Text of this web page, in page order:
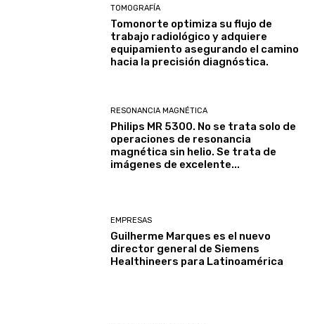
TOMOGRAFÍA
Tomonorte optimiza su flujo de
trabajo radiológico y adquiere
equipamiento asegurando el camino
hacia la precisión diagnóstica.
RESONANCIA MAGNÉTICA
Philips MR 5300. No se trata solo de
operaciones de resonancia
magnética sin helio. Se trata de
imágenes de excelente...
EMPRESAS
Guilherme Marques es el nuevo
director general de Siemens
Healthineers para Latinoamérica